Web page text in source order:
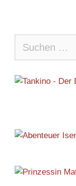
nach: